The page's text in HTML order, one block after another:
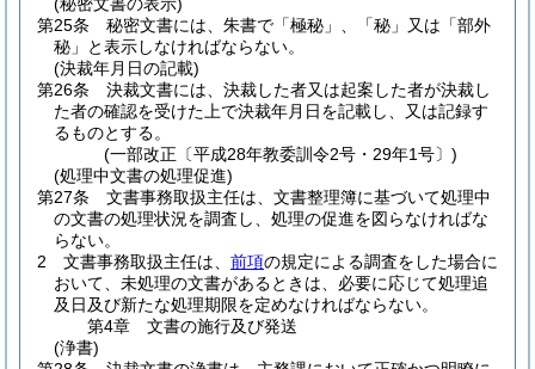
第25条
秘密文書には、朱書で「極秘」、「秘」又は「部外
秘」と表示しなければならない。
(決裁年月日の記載)
第26条
決裁文書には、決裁した者又は起案した者が決裁し
た者の確認を受けた上で決裁年月日を記載し、又は記録す
るものとする。
(一部改正〔平成28年教委訓令2号・29年1号〕)
(処理中文書の処理促進)
第27条
文書事務取扱主任は、文書整理簿に基づいて処理中
の文書の処理状況を調査し、処理の促進を図らなければな
らない。
2
文書事務取扱主任は、 前項の規定による調査をした場合に
おいて、未処理の文書があるときは、必要に応じて処理追
及日及び新たな処理期限を定めなければならない。
第4章
文書の施行及び発送
(浄書)